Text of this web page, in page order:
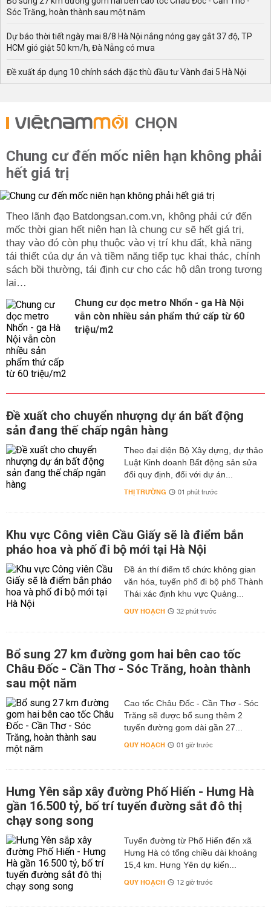
Sóc Trăng, hoàn thành sau một năm
Dự báo thời tiết ngày mai 8/8 Hà Nội nắng nóng gay gắt 37 độ, TP
HCM gió giật 50 km/h, Đà Nẵng có mưa
Đề xuất áp dụng 10 chính sách đặc thù đầu tư Vành đai 5 Hà Nội
CHỌN
Chung cư đến mốc niên hạn không phải
hết giá trị
Theo lãnh đạo Batdongsan.com.vn, không phải cứ đến
mốc thời gian hết niên hạn là chung cư sẽ hết giá trị,
thay vào đó còn phụ thuộc vào vị trí khu đất, khả năng
tái thiết của dự án và tiềm năng tiếp tục khai thác, chính
sách bồi thường, tái định cư cho các hộ dân trong tương
lai…
Chung cư dọc metro Nhổn - ga Hà Nội
vẫn còn nhiều sản phẩm thứ cấp từ 60
triệu/m2
Đề xuất cho chuyển nhượng dự án bất động
sản đang thế chấp ngân hàng
Theo đại diện Bộ Xây dựng, dự thảo
Luật Kinh doanh Bất động sản sửa
đổi quy định, đối với dự án...
THỊ TRƯỜNG 01 phút trước
Khu vực Công viên Cầu Giấy sẽ là điểm bắn
pháo hoa và phố đi bộ mới tại Hà Nội
Đề án thí điểm tổ chức không gian
văn hóa, tuyến phố đi bộ phố Thành
Thái xác định khu vực Quảng...
QUY HOẠCH 32 phút trước
Bổ sung 27 km đường gom hai bên cao tốc
Châu Đốc - Cần Thơ - Sóc Trăng, hoàn thành
sau một năm
Cao tốc Châu Đốc - Cần Thơ - Sóc
Trăng sẽ được bổ sung thêm 2
tuyến đường gom dài gần 27...
QUY HOẠCH 01 giờ trước
Hưng Yên sắp xây đường Phố Hiến - Hưng Hà
gần 16.500 tỷ, bố trí tuyến đường sắt đô thị
chạy song song
Tuyến đường từ Phố Hiến đến xã
Hưng Hà có tổng chiều dài khoảng
15,4 km. Hưng Yên dự kiến...
QUY HOẠCH 12 giờ trước